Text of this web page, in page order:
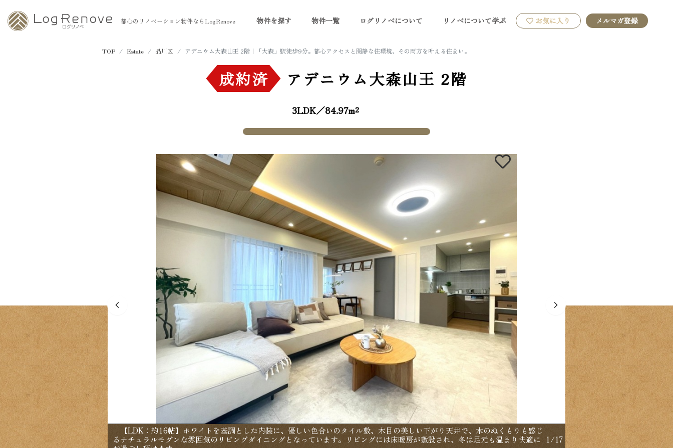
都心のリノベーション物件ならLogRenove 物件を探す 物件一覧 ログリノベについて リノベについて学ぶ お気に入り メルマガ登録
TOP Estate 品川区 アデニウム大森山王 2階｜「大森」駅徒歩9分。都心アクセスと閑静な住環境、その両方を叶える住まい。
成約済 アデニウム大森山王 2階
3LDK／84.97m²
【LDK：約16帖】ホワイトを基調とした内装に、優しい色合いのタイル敷、木目の美しい下がり天井で、木のぬくもりも感じ
るナチュラルモダンな雰囲気のリビングダイニングとなっています。リビングには床暖房が敷設され、冬は足元も温まり快適に
1/17
【間取り：3LDK】専有
ークインクローゼット付